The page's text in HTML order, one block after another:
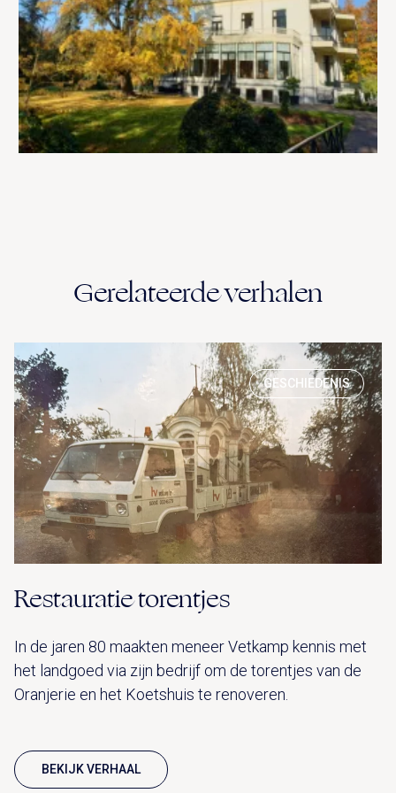
Gerelateerde verhalen
GESCHIEDENIS
Restauratie torentjes
In de jaren 80 maakten meneer Vetkamp kennis met
het landgoed via zijn bedrijf om de torentjes van de
Oranjerie en het Koetshuis te renoveren.
BEKIJK VERHAAL